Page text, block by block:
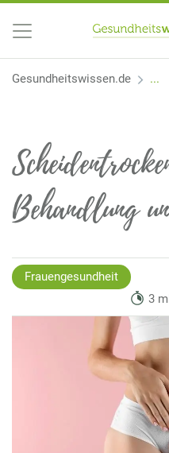
Gesundheitswissen.de
Behandlung
Frauengesundheit
3